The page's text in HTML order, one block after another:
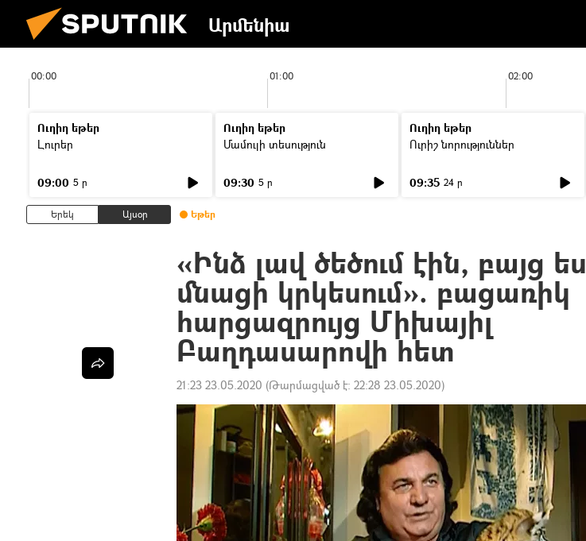
Արմենիա
00:00 01:00 02:00
Ուղիղ եթեր
Լուրեր
09:00 5 ր
Ուղիղ եթեր
Մամուլի տեսություն
09:30 5 ր
Ուղիղ եթեր
Ուրիշ նորություններ
09:35 24 ր
Երեկ Այսօր Եթեր
«Ինձ լավ ծեծում էին, բայց ես
մնացի կրկեսում». բացառիկ
հարցազրույց Միխայիլ
Բաղդասարովի հետ
21:23 23.05.2020 (Թարմացված է: 22:28 23.05.2020)